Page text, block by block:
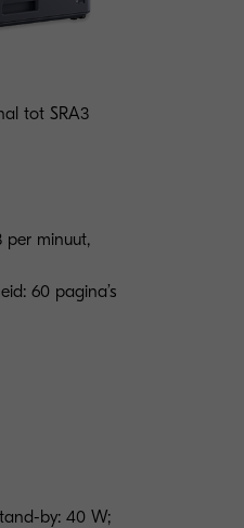
tot SRA3
minuut,
60 pagina’s
by: 40 W;